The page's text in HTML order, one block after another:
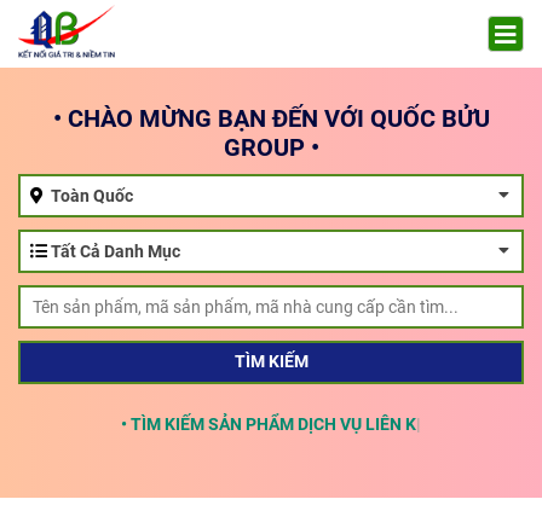
• CHÀO MỪNG BẠN ĐẾN VỚI QUỐC BỬU
GROUP •
Toàn Quốc
Tất Cả Danh Mục
TÌM KIẾM
• TÌM KIẾM SẢN PHẨM DỊCH VỤ LIÊN KẾT